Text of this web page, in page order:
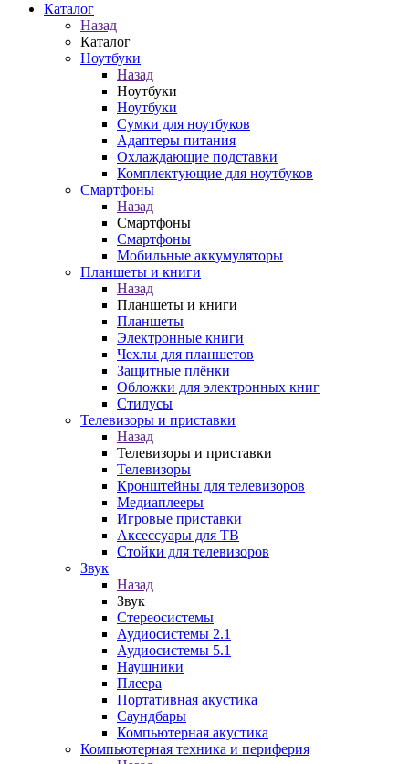
Каталог
Назад
Каталог
Ноутбуки
Назад
Ноутбуки
Ноутбуки
Сумки для ноутбуков
Адаптеры питания
Охлаждающие подставки
Комплектующие для ноутбуков
Смартфоны
Назад
Смартфоны
Смартфоны
Мобильные аккумуляторы
Планшеты и книги
Назад
Планшеты и книги
Планшеты
Электронные книги
Чехлы для планшетов
Защитные плёнки
Обложки для электронных книг
Стилусы
Телевизоры и приставки
Назад
Телевизоры и приставки
Телевизоры
Кронштейны для телевизоров
Медиаплееры
Игровые приставки
Аксессуары для ТВ
Стойки для телевизоров
Звук
Назад
Звук
Стереосистемы
Аудиосистемы 2.1
Аудиосистемы 5.1
Наушники
Плеера
Портативная акустика
Саундбары
Компьютерная акустика
Компьютерная техника и периферия